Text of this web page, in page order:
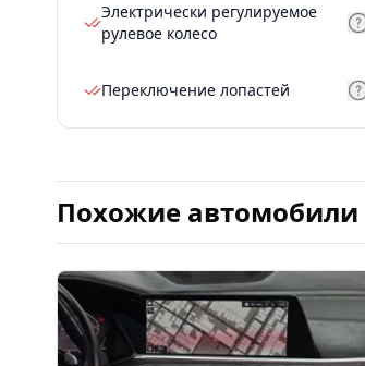
Электрически регулируемое
рулевое колесо
Переключение лопастей
Похожие автомобили